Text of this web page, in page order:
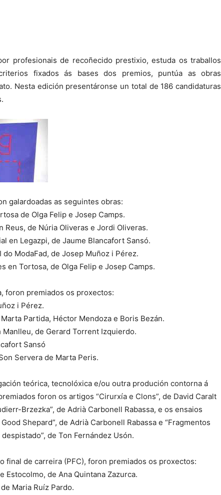
profesionais de recoñecido prestixio, estuda os traballos
fixados ás bases dos premios, puntúa as obras
Nesta edición presentáronse un total de 186 candidaturas
galardoadas as seguintes obras:
de Olga Felip e Josep Camps.
Reus, de Núria Oliveras e Jordi Oliveras.
en Legazpi, de Jaume Blancafort Sansó.
ModaFad, de Josep Muñoz i Pérez.
en Tortosa, de Olga Felip e Josep Camps.
foron premiados os proxectos:
i Pérez.
Partida, Héctor Mendoza e Boris Bezán.
de Gerard Torrent Izquierdo.
Sansó
Servera de Marta Peris.
teórica, tecnolóxica e/ou outra produción contorna á
foron os artigos “Cirurxía e Clons”, de David Caralt
Brzezka”, de Adrià Carbonell Rabassa, e os ensaios
Shepard”, de Adrià Carbonell Rabassa e “Fragmentos
de Ton Fernández Usón.
final de carreira (PFC), foron premiados os proxectos:
Estocolmo, de Ana Quintana Zazurca.
Maria Ruíz Pardo.